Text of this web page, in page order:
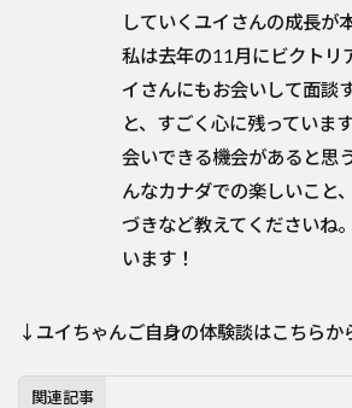
していくユイさんの成長が
私は去年の11月にビクトリ
イさんにもお会いして面談
と、すごく心に残っていま
会いできる機会があると思
んなカナダでの楽しいこと
づきなど教えてくださいね
います！
↓ユイちゃんご自身の体験談はこちらか
関連記事